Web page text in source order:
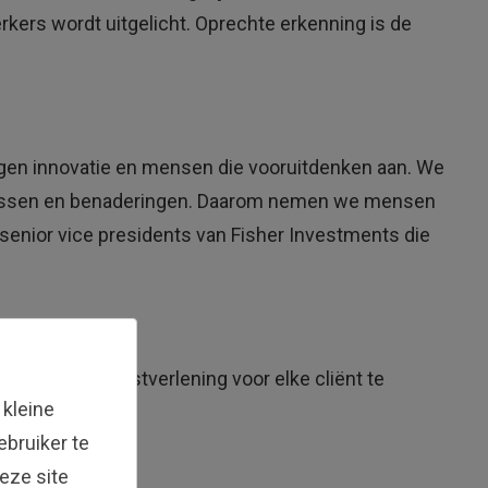
wordt uitgelicht. Oprechte erkenning is de
innovatie en mensen die vooruitdenken aan. We
en benaderingen. Daarom nemen we mensen
vice presidents van Fisher Investments die
onze dienstverlening voor elke cliënt te
te
site